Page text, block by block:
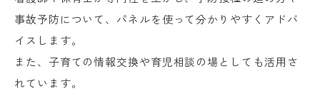
事故予防について、パネルを使って分かりやすくアドバ
イスします。
また、子育ての情報交換や育児相談の場としても活用さ
れています。